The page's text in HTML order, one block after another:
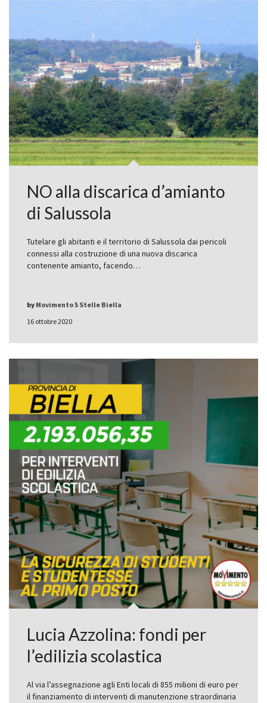
NO alla discarica d’amianto
di Salussola
Tutelare gli abitanti e il territorio di Salussola dai pericoli
connessi alla costruzione di una nuova discarica
contenente amianto, facendo…
16 ottobre 2020
by Movimento 5 Stelle Biella
Lucia Azzolina: fondi per
l’edilizia scolastica
Al via l’assegnazione agli Enti locali di 855 milioni di euro per
il finanziamento di interventi di manutenzione straordinaria